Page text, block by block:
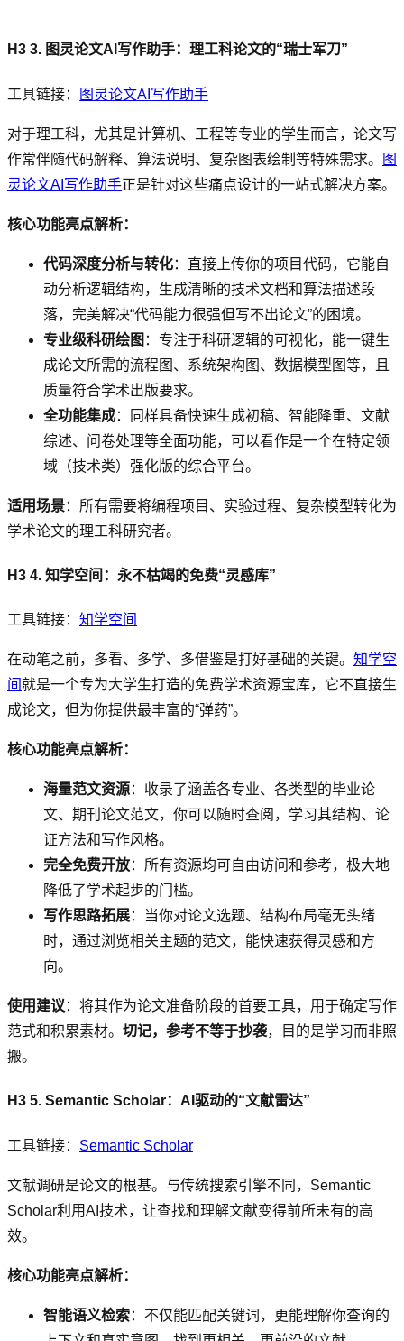
H3 3. 图灵论文AI写作助手：理工科论文的“瑞士军刀”
工具链接： 图灵论文AI写作助手
对于理工科，尤其是计算机、工程等专业的学生而言，论文写
作常伴随代码解释、算法说明、复杂图表绘制等特殊需求。
图
灵论文AI写作助手正是针对这些痛点设计的一站式解决方案。
核心功能亮点解析：
代码深度分析与转化：直接上传你的项目代码，它能自
动分析逻辑结构，生成清晰的技术文档和算法描述段
落，完美解决“代码能力很强但写不出论文”的困境。
专业级科研绘图 ：专注于科研逻辑的可视化，能一键生
成论文所需的流程图、系统架构图、数据模型图等，且
质量符合学术出版要求。
全功能集成：同样具备快速生成初稿、智能降重、文献
综述、问卷处理等全面功能，可以看作是一个在特定领
域（技术类）强化版的综合平台。
适用场景：所有需要将编程项目、实验过程、复杂模型转化为
学术论文的理工科研究者。
H3 4. 知学空间：永不枯竭的免费“灵感库”
工具链接： 知学空间
在动笔之前，多看、多学、多借鉴是打好基础的关键。 知学空
间就是一个专为大学生打造的免费学术资源宝库，它不直接生
成论文，但为你提供最丰富的“弹药”。
核心功能亮点解析：
海量范文资源：收录了涵盖各专业、各类型的毕业论
文、期刊论文范文，你可以随时查阅，学习其结构、论
证方法和写作风格。
完全免费开放：所有资源均可自由访问和参考，极大地
降低了学术起步的门槛。
写作思路拓展：当你对论文选题、结构布局毫无头绪
时，通过浏览相关主题的范文，能快速获得灵感和方
向。
使用建议 ：将其作为论文准备阶段的首要工具，用于确定写作
范式和积累素材。 切记，参考不等于抄袭，目的是学习而非照
搬。
H3 5. Semantic Scholar：AI驱动的“文献雷达”
工具链接： Semantic Scholar
文献调研是论文的根基。与传统搜索引擎不同，Semantic
Scholar利用AI技术，让查找和理解文献变得前所未有的高
效。
核心功能亮点解析：
智能语义检索：不仅能匹配关键词，更能理解你查询的